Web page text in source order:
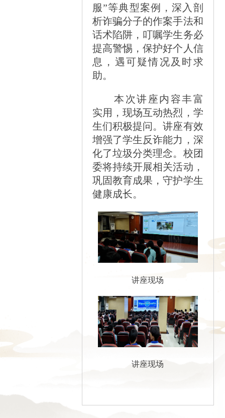
服”等典型案例，深入剖
析诈骗分子的作案手法和
话术陷阱，叮嘱学生务必
提高警惕，保护好个人信
息，遇可疑情况及时求
助。
本次讲座内容丰富
实用，现场互动热烈，学
生们积极提问。讲座有效
增强了学生反诈能力，深
化了垃圾分类理念。校团
委将持续开展相关活动，
巩固教育成果，守护学生
健康成长。
讲座现场
讲座现场